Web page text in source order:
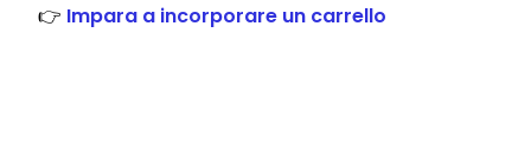
👉 Impara a incorporare un carrello